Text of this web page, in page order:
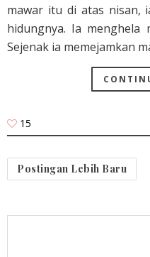
mawar itu di atas nisan,
hidungnya. Ia menghela
Sejenak ia memejamkan
15
Postingan Lebih Baru